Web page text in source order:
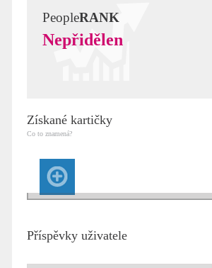
PeopleRANK
Nepřidělen
Získané kartičky
Co to znamená?
Příspěvky uživatele